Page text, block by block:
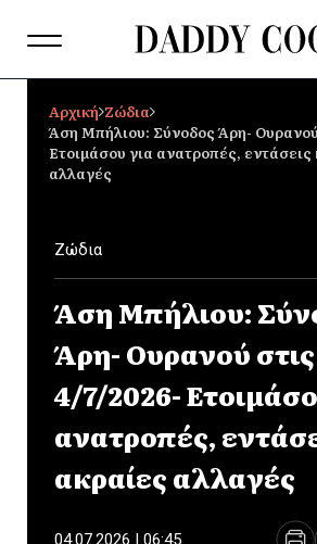
Αρχική Ζώδια
Άση Μπήλιου: Σύνοδος Άρη-
Ετοιμάσου για ανατροπές, εντάσεις
αλλαγές
Ζώδια
Άση Μπήλιου:
Άρη- Ουρανού στις
4/7/2026-
ανατροπές,
ακραίες αλλαγές
04.07.2026 | 06:45